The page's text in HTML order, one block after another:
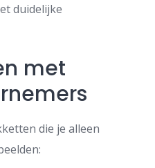
duidelijke
met
die je alleen